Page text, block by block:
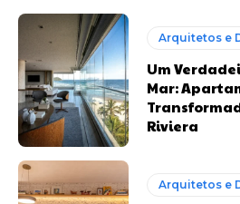
Arquitetos e
Um
Mar:
Riviera
Arquitetos e